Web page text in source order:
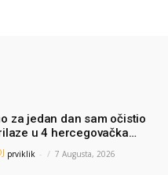
za jedan dan sam očistio
u 4 hercegovačka
nisam čistio samo smeće,
o nama”
prviklik - 7 Augusta, 2026